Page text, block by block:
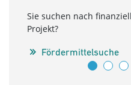
Sie suchen nach
Projekt?
Fördermittelsuche